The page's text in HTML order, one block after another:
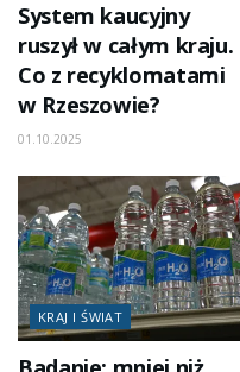
System kaucyjny
ruszył w całym kraju.
Co z recyklomatami
w Rzeszowie?
01.10.2025
KRAJ I ŚWIAT